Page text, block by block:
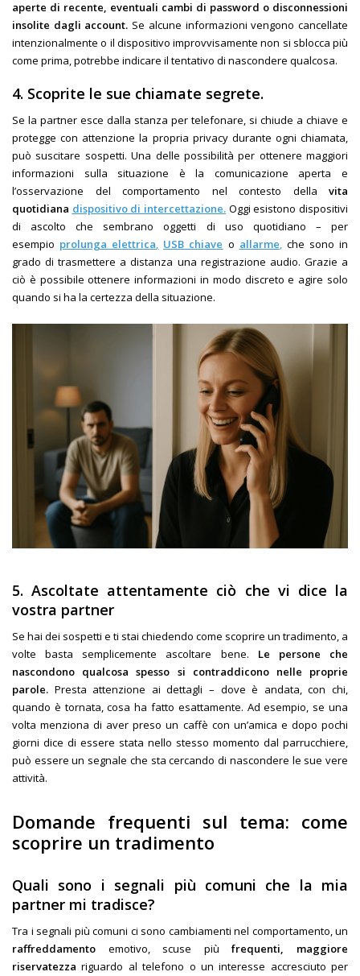
aperte di recente, eventuali cambi di password o disconnessioni
insolite dagli account. Se alcune informazioni vengono cancellate
intenzionalmente o il dispositivo improvvisamente non si sblocca più
come prima, potrebbe indicare il tentativo di nascondere qualcosa.
4. Scoprite le sue chiamate segrete.
Se la partner esce dalla stanza per telefonare, si chiude a chiave e
protegge con attenzione la propria privacy durante ogni chiamata,
può suscitare sospetti. Una delle possibilità per ottenere maggiori
informazioni sulla situazione è la comunicazione aperta e
l’osservazione del comportamento nel contesto della vita
quotidiana dispositivo di intercettazione. Oggi esistono dispositivi
di ascolto che sembrano oggetti di uso quotidiano – per
esempio prolunga elettrica, USB chiave o allarme, che sono in
grado di trasmettere a distanza una registrazione audio. Grazie a
ciò è possibile ottenere informazioni in modo discreto e agire solo
quando si ha la certezza della situazione.
5. Ascoltate attentamente ciò che vi dice la
vostra partner
Se hai dei sospetti e ti stai chiedendo come scoprire un tradimento, a
volte basta semplicemente ascoltare bene. Le persone che
nascondono qualcosa spesso si contraddicono nelle proprie
parole. Presta attenzione ai dettagli – dove è andata, con chi,
quando è tornata, cosa ha fatto esattamente. Ad esempio, se una
volta menziona di aver preso un caffè con un’amica e dopo pochi
giorni dice di essere stata nello stesso momento dal parrucchiere,
può essere un segnale che sta cercando di nascondere le sue vere
attività.
Domande frequenti sul tema: come
scoprire un tradimento
Quali sono i segnali più comuni che la mia
partner mi tradisce?
Tra i segnali più comuni ci sono cambiamenti nel comportamento, un
raffreddamento emotivo, scuse piùfrequenti, maggiore
riservatezza riguardo al telefono o un interesse accresciuto per